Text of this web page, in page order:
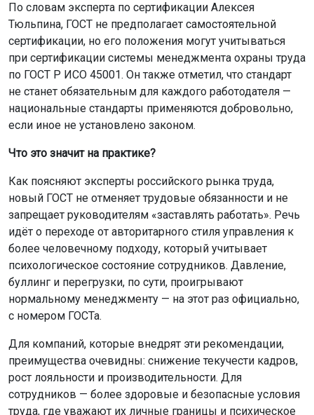
По словам эксперта по сертификации Алексея
Тюльпина, ГОСТ не предполагает самостоятельной
сертификации, но его положения могут учитываться
при сертификации системы менеджмента охраны труда
по ГОСТ Р ИСО 45001. Он также отметил, что стандарт
не станет обязательным для каждого работодателя —
национальные стандарты применяются добровольно,
если иное не установлено законом.
Что это значит на практике?
Как поясняют эксперты российского рынка труда,
новый ГОСТ не отменяет трудовые обязанности и не
запрещает руководителям «заставлять работать». Речь
идёт о переходе от авторитарного стиля управления к
более человечному подходу, который учитывает
психологическое состояние сотрудников. Давление,
буллинг и перегрузки, по сути, проигрывают
нормальному менеджменту — на этот раз официально,
с номером ГОСТа.
Для компаний, которые внедрят эти рекомендации,
преимущества очевидны: снижение текучести кадров,
рост лояльности и производительности. Для
сотрудников — более здоровые и безопасные условия
труда, где уважают их личные границы и психическое